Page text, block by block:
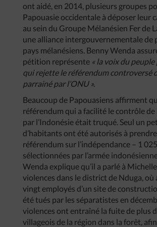
ont aidé, en 2014, plusieurs groupes
Papouasie occidentale à déposer leur
au sein du Groupe Mélanésien Fer de
une alliance intergouvernementale de
pays mélanésiens. Benny Wenda
pétition représente « la voix du
qui rejette le référendum controversé
parrainé par l’ONU ».
Beaucoup de Papouasiens affirment
référendum qui a facilité le contrôle
par l’Indonésie était truqué. Seul un
d’habitants ont été autorisés à
référendum sur l’indépendance – 1
sélectionnées par l’armée
Wenda explique qu’il a parlé à
violences dans le district de Nduga, où
vingt employés d’un site de
été tués par les séparatistes en
violences ont entraîné la fuite de plus
villageois de la région dans la forêt,